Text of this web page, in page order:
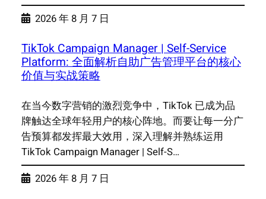
2026 年 8 月 7 日
TikTok Campaign Manager | Self-Service
Platform: 全面解析自助广告管理平台的核心
价值与实战策略
在当今数字营销的激烈竞争中，TikTok 已成为品
牌触达全球年轻用户的核心阵地。而要让每一分广
告预算都发挥最大效用，深入理解并熟练运用
TikTok Campaign Manager | Self-S…
2026 年 8 月 7 日